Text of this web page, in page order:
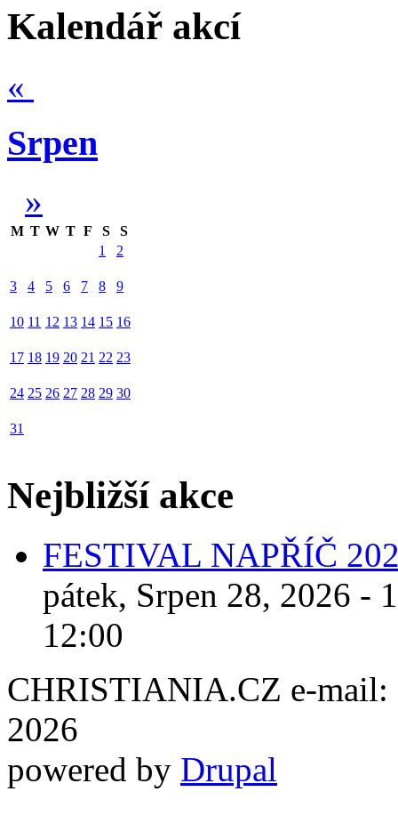
Kalendář akcí
«
Srpen
»
M T W T F S
S
1
2
3 4 5 6 7 8 9
10 11 12 13 14 15 16
17 18 19 20 21 22 23
24 25 26 27 28 29 30
31
Nejbližší akce
FESTIVAL NAPŘÍČ
pátek, Srpen 28, 2026 -
12:00
CHRISTIANIA.CZ e-mail:
2026
powered by Drupal